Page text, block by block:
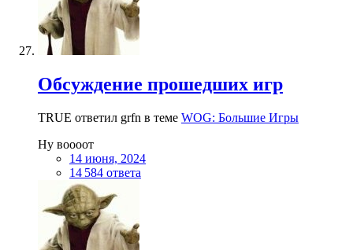
Обсуждение прошедших игр
TRUE ответил grfn в теме WOG: Большие Игры
Ну воооот
14 июня, 2024
14 584 ответа